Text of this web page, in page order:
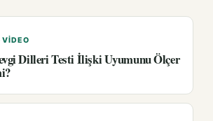
VIDEO
Dilleri Testi İlişki Uyumunu Ölçer